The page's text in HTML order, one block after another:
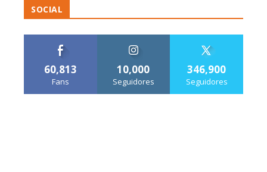
SOCIAL
60,813
Fans
10,000
Seguidores
346,900
Seguidores